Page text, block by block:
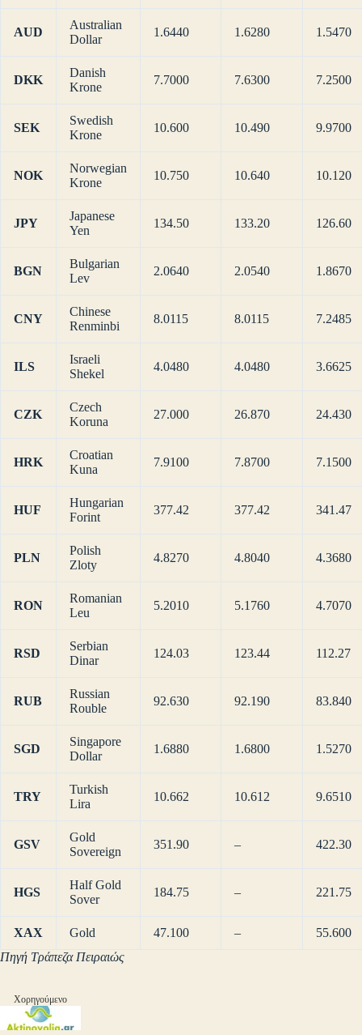
AUD
Australian
Dollar
1.6440 1.6280 1.5470
DKK
Danish
Krone
7.7000 7.6300 7.2500
SEK
Swedish
Krone
10.600 10.490 9.9700
NOK
Norwegian
Krone
10.750 10.640 10.120
JPY
Japanese
Yen
134.50 133.20 126.60
BGN
Bulgarian
Lev
2.0640 2.0540 1.8670
CNY
Chinese
Renminbi
8.0115 8.0115 7.2485
ILS
Israeli
Shekel
4.0480 4.0480 3.6625
CZK
Czech
Koruna
27.000 26.870 24.430
HRK
Croatian
Kuna
7.9100 7.8700 7.1500
HUF
Hungarian
Forint
377.42 377.42 341.47
PLN
Polish
Zloty
4.8270 4.8040 4.3680
RON
Romanian
Leu
5.2010 5.1760 4.7070
RSD
Serbian
Dinar
124.03 123.44 112.27
RUB
Russian
Rouble
92.630 92.190 83.840
SGD
Singapore
Dollar
1.6880 1.6800 1.5270
TRY
Turkish
Lira
10.662 10.612 9.6510
GSV
Gold
Sovereign
351.90 – 422.30
HGS
Half Gold
Sover
184.75 – 221.75
XAX Gold 47.100 –
55.600
Πηγή Τράπεζα Πειραιώς
Χορηγούμενο